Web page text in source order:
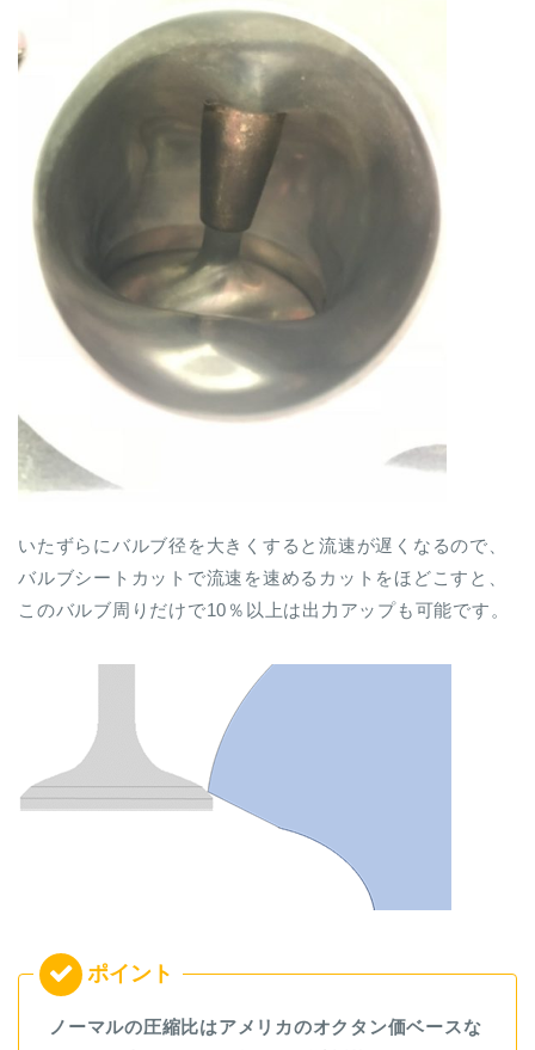
いたずらにバルブ径を大きくすると流速が遅くなるので、
バルブシートカットで流速を速めるカットをほどこすと、
このバルブ周りだけで10％以上は出力アップも可能です。
ノーマルの圧縮比はアメリカのオクタン価ベースな